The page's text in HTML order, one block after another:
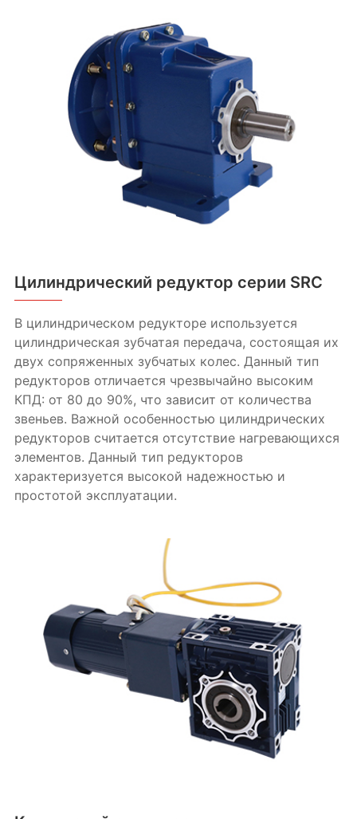
Цилиндрический редуктор серии SRC
В цилиндрическом редукторе используется
цилиндрическая зубчатая передача, состоящая их
двух сопряженных зубчатых колес. Данный тип
редукторов отличается чрезвычайно высоким
КПД: от 80 до 90%, что зависит от количества
звеньев. Важной особенностью цилиндрических
редукторов считается отсутствие нагревающихся
элементов. Данный тип редукторов
характеризуется высокой надежностью и
простотой эксплуатации.